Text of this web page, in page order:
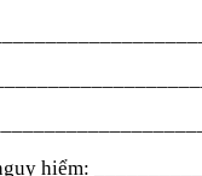
hiểm: